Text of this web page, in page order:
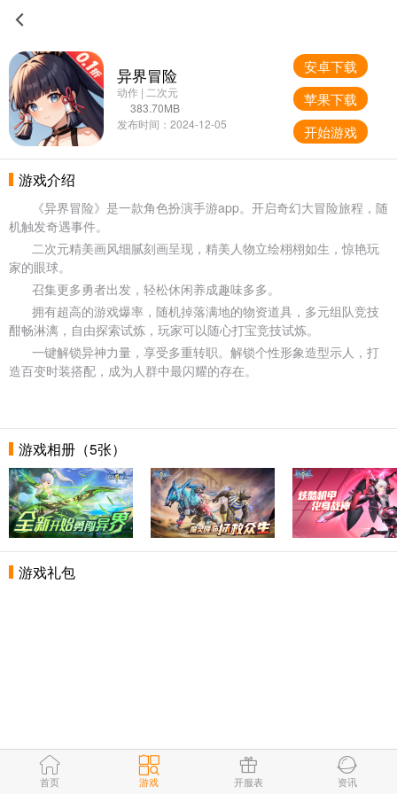
异界冒险
动作 | 二次元
383.70MB
发布时间：2024-12-05
安卓下载
苹果下载
开始游戏
游戏介绍
《异界冒险》是一款角色扮演手游app。开启奇幻大冒险旅程，随
机触发奇遇事件。
二次元精美画风细腻刻画呈现，精美人物立绘栩栩如生，惊艳玩
家的眼球。
召集更多勇者出发，轻松休闲养成趣味多多。
拥有超高的游戏爆率，随机掉落满地的物资道具，多元组队竞技
酣畅淋漓，自由探索试炼，玩家可以随心打宝竞技试炼。
一键解锁异神力量，享受多重转职。解锁个性形象造型示人，打
造百变时装搭配，成为人群中最闪耀的存在。
游戏相册（5张）
游戏礼包
首页 游戏 开服表 资讯